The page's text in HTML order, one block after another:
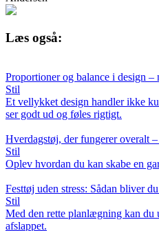
Læs også:
Proportioner og balance i design
Stil
Et vellykket design handler ikke
ser godt ud og føles rigtigt.
Hverdagstøj, der fungerer overalt
Stil
Oplev hvordan du kan skabe en
Festtøj uden stress: Sådan bliver
Stil
Med den rette planlægning kan du
afslappet.